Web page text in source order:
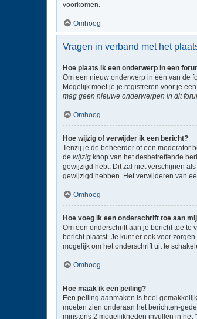
voorkomen.
Omhoog
Vragen in verband met het
Hoe plaats ik een onderwerp in een
Om een nieuw onderwerp in één van de
Mogelijk moet je je registreren voor je
mag geen nieuwe onderwerpen in dit
Omhoog
Hoe wijzig of verwijder ik een bericht?
Tenzij je de beheerder of een moderator
de wijzig knop van het desbetreffende
gewijzigd hebt. Dit zal niet verschijnen
gewijzigd hebben. Het verwijderen van
Omhoog
Hoe voeg ik een onderschrift toe aan
Om een onderschrift aan je bericht toe te
bericht plaatst. Je kunt er ook voor
mogelijk om het onderschrift uit te
Omhoog
Hoe maak ik een peiling?
Een peiling aanmaken is heel
moeten zien onderaan het berichten-
minstens 2 mogelijkheden invullen in het